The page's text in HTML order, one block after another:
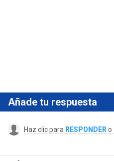
Añade tu respuesta
Haz clic para RESPONDER o